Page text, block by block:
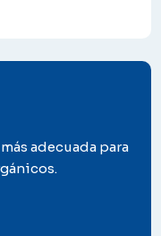
adecuada para